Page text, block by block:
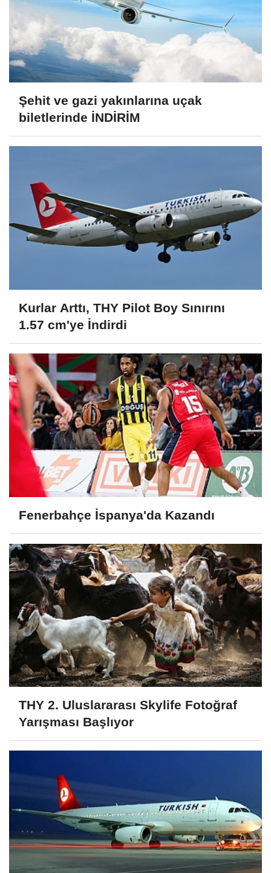
Şehit ve gazi yakınlarına uçak
biletlerinde İNDİRİM
Kurlar Arttı, THY Pilot Boy Sınırını
1.57 cm'ye İndirdi
Fenerbahçe İspanya'da Kazandı
THY 2. Uluslararası Skylife Fotoğraf
Yarışması Başlıyor